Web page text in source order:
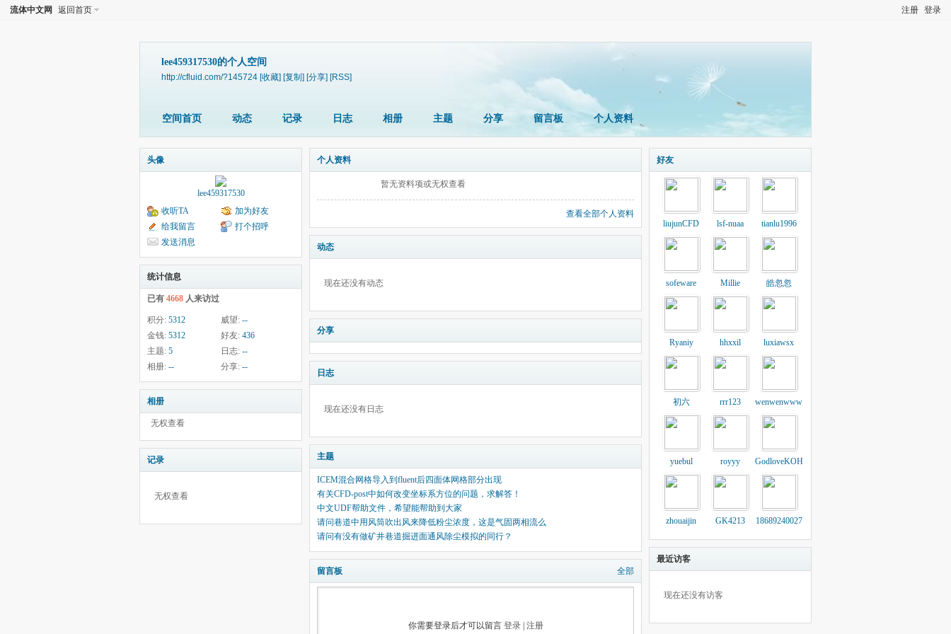
注册 登录
流体中文网 返回首页
lee459317530的个人空间
http://cfluid.com/?145724 [收藏] [复制] [分享] [RSS]
空间首页 动态 记录 日志 相册 主题 分享 留言板 个人资料
头像
lee459317530
收听TA
加为好友
给我留言
打个招呼
发送消息
统计信息
已有 4668 人来访过
积分: 5312 威望: --
金钱: 5312 好友: 436
主题: 5 日志: --
相册: -- 分享: --
相册
无权查看
记录
无权查看
个人资料
暂无资料项或无权查看
查看全部个人资料
动态
现在还没有动态
分享
日志
现在还没有日志
主题
ICEM混合网格导入到fluent后四面体网格部分出现
有关CFD-post中如何改变坐标系方位的问题，求解答！
中文UDF帮助文件，希望能帮助到大家
请问巷道中用风筒吹出风来降低粉尘浓度，这是气固两相流么
请问有没有做矿井巷道掘进面通风除尘模拟的同行？
留言板 全部
你需要登录后才可以留言 登录| 注册
好友
liujunCFD lsf-nuaa tianlu1996
sofeware Millie 皓忽忽
Ryaniy hhxxil luxiawsx
初六 rrr123 wenwenwww
yuebul royyy GodloveKOH
zhouaijin GK4213 18689240027
最近访客
现在还没有访客